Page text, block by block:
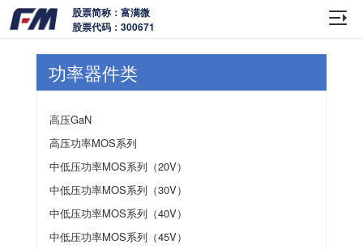
股票简称：富满微
股票代码：300671
功率器件类
高压GaN
高压功率MOS系列
中低压功率MOS系列（20V）
中低压功率MOS系列（30V）
中低压功率MOS系列（40V）
中低压功率MOS系列（45V）